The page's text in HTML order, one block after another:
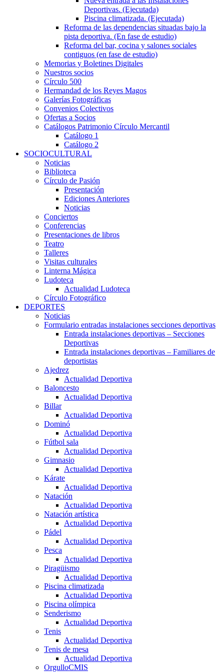
Deportivas. (Ejecutada)
Piscina climatizada. (Ejecutada)
Reforma de las dependencias situadas bajo la
pista deportiva. (En fase de estudio)
Reforma del bar, cocina y salones sociales
contiguos (en fase de estudio)
Memorias y Boletines Digitales
Nuestros socios
Círculo 500
Hermandad de los Reyes Magos
Galerías Fotográficas
Convenios Colectivos
Ofertas a Socios
Catálogos Patrimonio Círculo Mercantil
Catálogo 1
Catálogo 2
SOCIOCULTURAL
Noticias
Biblioteca
Círculo de Pasión
Presentación
Ediciones Anteriores
Noticias
Conciertos
Conferencias
Presentaciones de libros
Teatro
Talleres
Visitas culturales
Linterna Mágica
Ludoteca
Actualidad Ludoteca
Círculo Fotográfico
DEPORTES
Noticias
Formulario entradas instalaciones secciones deportivas
Entrada instalaciones deportivas – Secciones
Deportivas
Entrada instalaciones deportivas – Familiares de
deportistas
Ajedrez
Actualidad Deportiva
Baloncesto
Actualidad Deportiva
Billar
Actualidad Deportiva
Dominó
Actualidad Deportiva
Fútbol sala
Actualidad Deportiva
Gimnasio
Actualidad Deportiva
Kárate
Actualidad Deportiva
Natación
Actualidad Deportiva
Natación artística
Actualidad Deportiva
Pádel
Actualidad Deportiva
Pesca
Actualidad Deportiva
Piragüismo
Actualidad Deportiva
Piscina climatizada
Actualidad Deportiva
Piscina olímpica
Senderismo
Actualidad Deportiva
Tenis
Actualidad Deportiva
Tenis de mesa
Actualidad Deportiva
OrgulloCMIS